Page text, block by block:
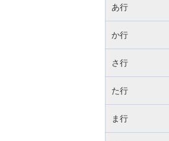
あ行
か行
さ行
た行
ま行